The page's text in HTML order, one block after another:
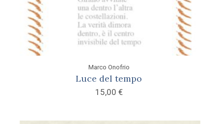
Marco Onofrio
Luce del tempo
15,00 €